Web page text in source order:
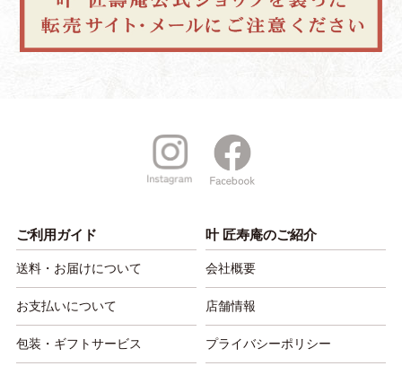
ご利用ガイド
送料・お届けについて
お支払いについて
包装・ギフトサービス
叶 匠寿庵のご紹介
会社概要
店舗情報
プライバシーポリシー